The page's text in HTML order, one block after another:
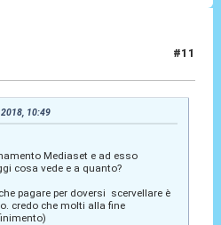
#11
10:49
Mediaset e ad esso
cosa vede e a quanto?
pagare per doversi scervellare è
credo che molti alla fine